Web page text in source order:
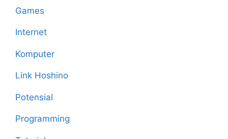
Games
Internet
Komputer
Link Hoshino
Potensial
Programming